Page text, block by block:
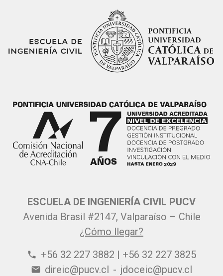
ESCUELA DE INGENIERÍA CIVIL PUCV
Avenida Brasil #2147, Valparaíso – Chile
¿Cómo llegar?
phone +56 32 227 3882 | +56 32 227 3825
email direic@pucv.cl - jdoceic@pucv.cl